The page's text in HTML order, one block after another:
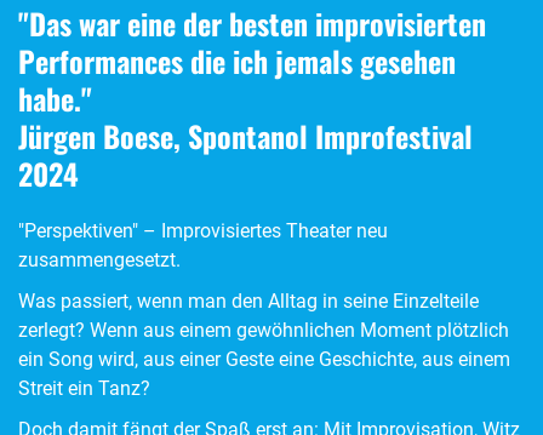
"Das war eine der besten improvisierten
Performances die ich jemals gesehen
habe."
Jürgen Boese, Spontanol Improfestival
2024
"Perspektiven" – Improvisiertes Theater neu
zusammengesetzt.
Was passiert, wenn man den Alltag in seine Einzelteile
zerlegt? Wenn aus einem gewöhnlichen Moment plötzlich
ein Song wird, aus einer Geste eine Geschichte, aus einem
Streit ein Tanz?
Doch damit fängt der Spaß erst an: Mit Improvisation, Witz